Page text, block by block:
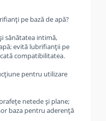
pe bază de apă?
sănătatea intimă,
evită lubrifianții pe
compatibilitatea.
pentru utilizare
netede și plane;
baza pentru aderență